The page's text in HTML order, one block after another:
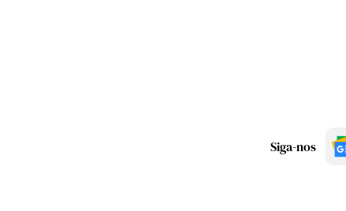
Siga-nos